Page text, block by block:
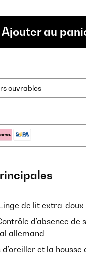
Ajouter au
ouvrables
Linge de lit extra-
d'absence de
allemand
d'oreiller et la